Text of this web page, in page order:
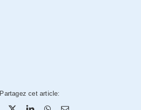
Partagez cet article: